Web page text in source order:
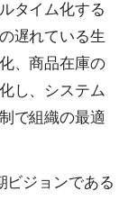
タイム化する
遅れている生
、商品在庫の
し、システム
で組織の最適
ビジョンである